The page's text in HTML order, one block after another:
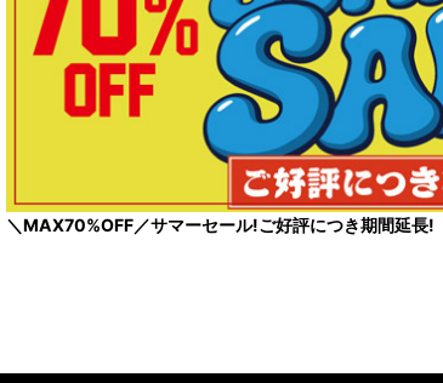
＼MAX70%OFF／サマーセール!ご好評につき期間延長!